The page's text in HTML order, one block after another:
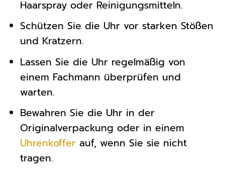
Haarspray oder Reinigungsmitteln.
Schützen Sie die Uhr vor starken Stößen
und Kratzern.
Lassen Sie die Uhr regelmäßig von
einem Fachmann überprüfen und
warten.
Bewahren Sie die Uhr in der
Originalverpackung oder in einem
Uhrenkofferauf, wenn Sie sie nicht
tragen.